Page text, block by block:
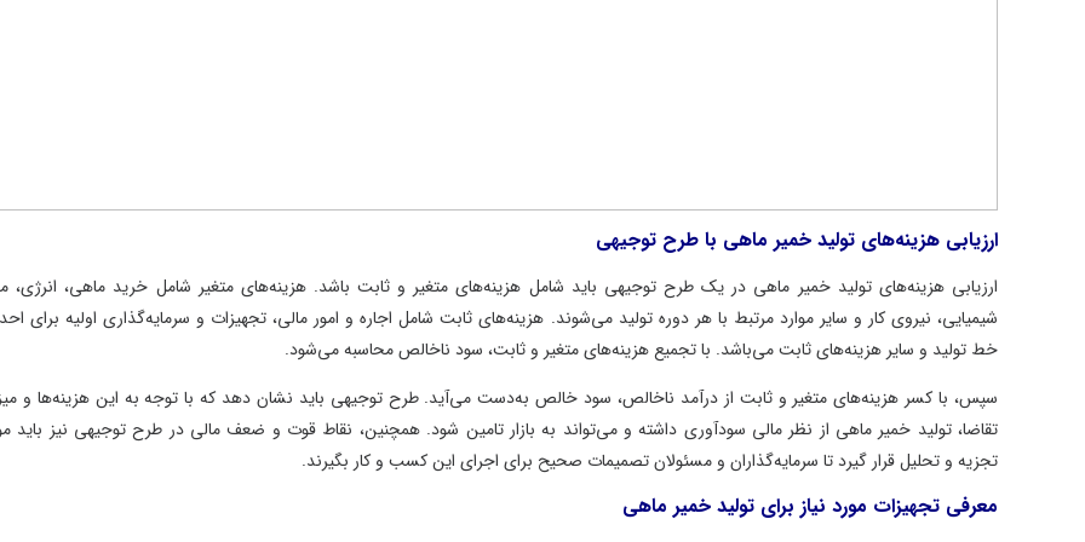
ارزیابی هزینه‌های تولید خمیر ماهی با طرح توجیهی
ارزیابی هزینه‌های تولید خمیر ماهی در یک طرح توجیهی باید شامل هزینه‌های متغیر و ثابت باشد. هزینه‌های متغیر شامل خرید ماهی، انرژی،
شیمیایی، نیروی کار و سایر موارد مرتبط با هر دوره تولید می‌شوند. هزینه‌های ثابت شامل اجاره و امور مالی، تجهیزات و سرمایه‌گذاری اولیه برای
خط تولید و سایر هزینه‌های ثابت می‌باشد. با تجمیع هزینه‌های متغیر و ثابت، سود ناخالص محاسبه می‌شود.
سپس، با کسر هزینه‌های متغیر و ثابت از درآمد ناخالص، سود خالص به‌دست می‌آید. طرح توجیهی باید نشان دهد که با توجه به این هزینه‌ها و
تقاضا، تولید خمیر ماهی از نظر مالی سودآوری داشته و می‌تواند به بازار تامین شود. همچنین، نقاط قوت و ضعف مالی در طرح توجیهی نیز باید
تجزیه و تحلیل قرار گیرد تا سرمایه‌گذاران و مسئولان تصمیمات صحیح برای اجرای این کسب و کار بگیرند.
معرفی تجهیزات مورد نیاز برای تولید خمیر ماهی